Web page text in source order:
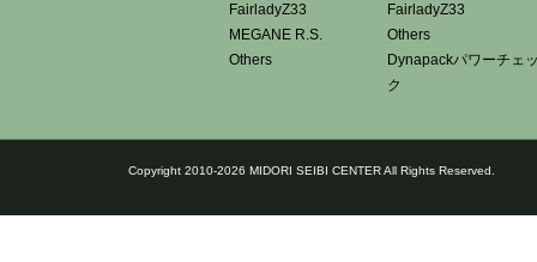
FairladyZ33
MEGANE R.S.
Others
FairladyZ33
Others
Dynapackパワーチェ
ク
Copyright 2010-2026 MIDORI SEIBI CENTER All Rights Reserved.